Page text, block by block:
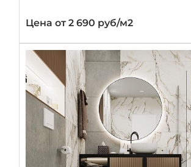
Цена от 2 690 руб/м2